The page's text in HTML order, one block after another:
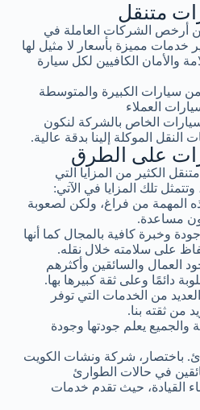
متنقل
أرخص الشركات العاملة في
خدمات مميزة بأسعار لا مثيل لها
والأمان الكافيين لكل سيارة
سيارات الكبيرة والمتوسطة
العملاء
الخاص بالشركة لنكون
النقل الموكلة إلينا بدقة عالية.
على الطرق
الكثير من المزايا التي
تلك المزايا في الآتي:
المهمة من فراغ، ولكن لصعوبة
دون مساعدة.
وخبرة كافية بالمجال كما أنها
على سلامته خلال نقله.
العمال والسائقين وأكثرهم
دائمًا وعلى ثقة كبيرها بها.
من الخدمات التي توفر
من ثقته بنا.
والجميع يعلم جودتها وجودة
باختصار، شركة ونشات الكويت
في حالات الطوارئ
القيادة، حيث تقدم خدمات